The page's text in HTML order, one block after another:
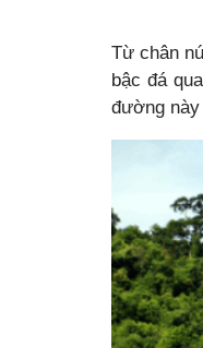
Từ chân
bậc đá
đường